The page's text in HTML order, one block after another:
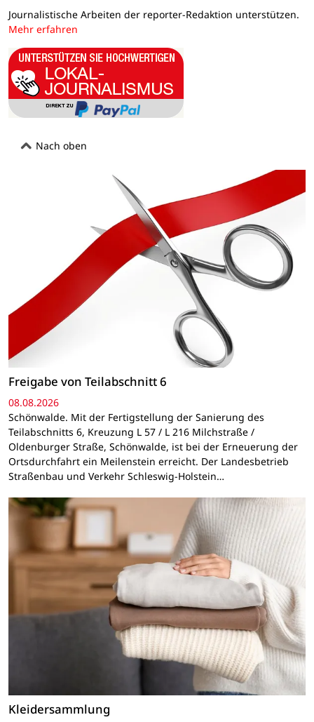
Journalistische Arbeiten der reporter-Redaktion unterstützen.
Mehr erfahren
Nach oben
Freigabe von Teilabschnitt 6
08.08.2026
Schönwalde. Mit der Fertigstellung der Sanierung des
Teilabschnitts 6, Kreuzung L 57 / L 216 Milchstraße /
Oldenburger Straße, Schönwalde, ist bei der Erneuerung der
Ortsdurchfahrt ein Meilenstein erreicht. Der Landesbetrieb
Straßenbau und Verkehr Schleswig-Holstein…
Kleidersammlung